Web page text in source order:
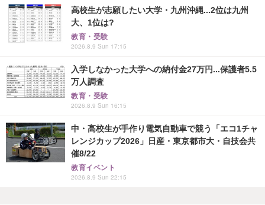
高校生が志願したい大学・九州沖縄...2位は九州
大、1位は?
教育・受験
2026.8.9 Sun 17:15
入学しなかった大学への納付金27万円...保護者5.5
万人調査
教育・受験
2026.8.9 Sun 16:15
中・高校生が手作り電気自動車で競う「エコ1チャ
レンジカップ2026」日産・東京都市大・自技会共
催8/22
教育イベント
2026.8.9 Sun 22:15